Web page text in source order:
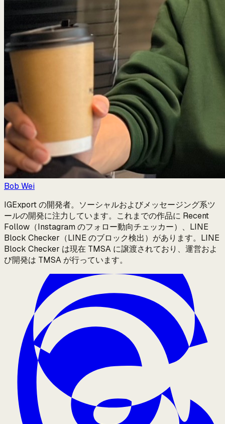
Bob Wei
IGExport の開発者。ソーシャルおよびメッセージング系ツ
ールの開発に注力しています。これまでの作品に Recent
Follow（Instagram のフォロー動向チェッカー）、LINE
Block Checker（LINE のブロック検出）があります。LINE
Block Checker は現在 TMSA に譲渡されており、運営およ
び開発は TMSA が行っています。